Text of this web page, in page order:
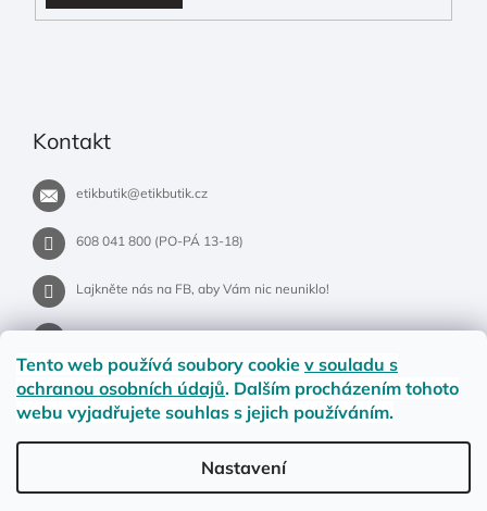
Tento web používá soubory cookie v souladu s
ochranou osobních údajů. Dalším procházením tohoto
webu vyjadřujete souhlas s jejich používáním.
Nastavení
Kontakt
etikbutik@etikbutik.cz
608 041 800 (PO-PÁ 13-18)
Lajkněte nás na FB, aby Vám nic neuniklo!
Jak na vrácení nebo reklamaci?
Obchodní podmínky Ochrana osobních údajů